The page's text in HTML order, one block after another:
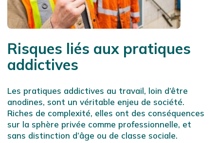
Risques liés aux pratiques
addictives
Les pratiques addictives au travail, loin d’être
anodines, sont un véritable enjeu de société.
Riches de complexité, elles ont des conséquences
sur la sphère privée comme professionnelle, et
sans distinction d’âge ou de classe sociale.